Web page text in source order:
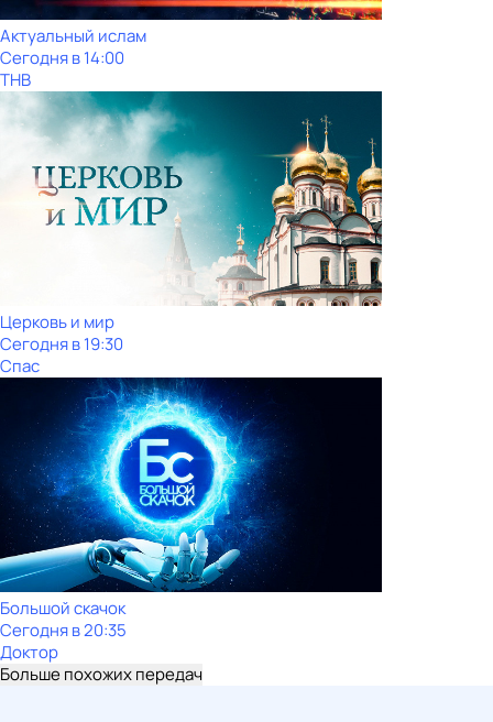
Актуальный ислам
Сегодня в 14:00
ТНВ
Церковь и мир
Сегодня в 19:30
Спас
Большой скачок
Сегодня в 20:35
Доктор
Больше похожих передач